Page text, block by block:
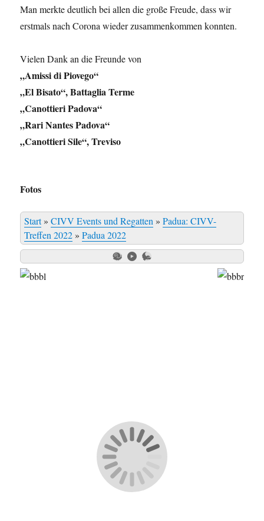
Man merkte deutlich bei allen die große Freude, dass wir
erstmals nach Corona wieder zusammenkommen konnten.
Vielen Dank an die Freunde von
„Amissi di Piovego“
„El Bisato“, Battaglia Terme
„Canottieri Padova“
„Rari Nantes Padova“
„Canottieri Sile“, Treviso
Fotos
Start»CIVV Events und Regatten »Padua: CIVV-
Treffen 2022»Padua 2022